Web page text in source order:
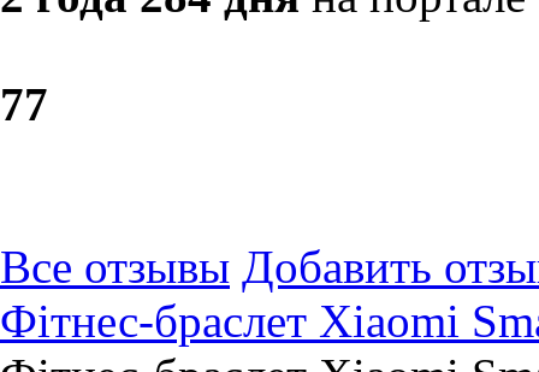
77
Все отзывы Добавить
Фітнес-браслет Xiaomi